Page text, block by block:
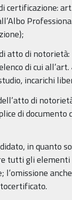
atto di
di cui
incarichi
di
di
in
tutti gli